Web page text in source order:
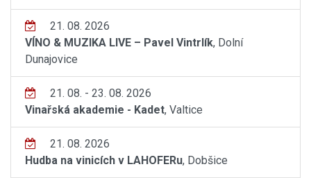
21. 08. 2026
VÍNO & MUZIKA LIVE – Pavel Vintrlík, Dolní
Dunajovice
21. 08. - 23. 08. 2026
Vinařská akademie - Kadet, Valtice
21. 08. 2026
Hudba na vinicích v LAHOFERu, Dobšice